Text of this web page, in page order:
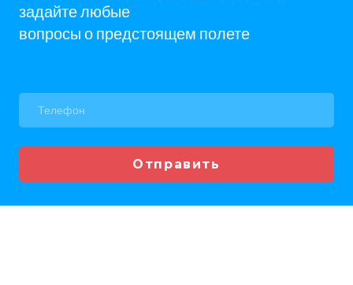
задайте любые
вопросы о предстоящем полете
Отправить